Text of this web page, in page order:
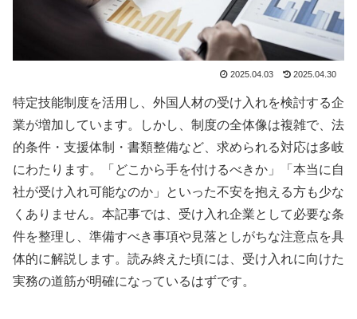
2025.04.03 2025.04.30
特定技能制度を活用し、外国人材の受け入れを検討する企
業が増加しています。しかし、制度の全体像は複雑で、法
的条件・支援体制・書類整備など、求められる対応は多岐
にわたります。「どこから手を付けるべきか」「本当に自
社が受け入れ可能なのか」といった不安を抱える方も少な
くありません。本記事では、受け入れ企業として必要な条
件を整理し、準備すべき事項や見落としがちな注意点を具
体的に解説します。読み終えた頃には、受け入れに向けた
実務の道筋が明確になっているはずです。